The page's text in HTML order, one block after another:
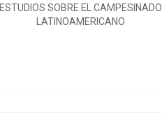
ESTUDIOS SOBRE EL CAMPESINADO
LATINOAMERICANO